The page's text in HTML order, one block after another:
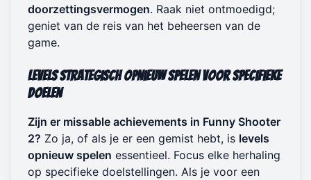
doorzettingsvermogen. Raak niet ontmoedigd;
geniet van de reis van het beheersen van de
game.
Levels Strategisch Opnieuw Spelen voor Specifieke
Doelen
Zijn er missable achievements in Funny Shooter
2? Zo ja, of als je er een gemist hebt, is levels
opnieuw spelen essentieel. Focus elke herhaling
op specifieke doelstellingen. Als je voor een